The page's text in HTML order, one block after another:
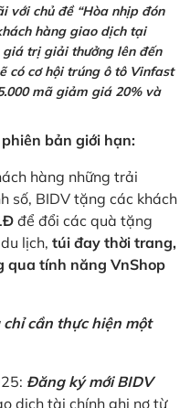
với chủ đề “Hòa nhịp đón
hàng giao dịch tại
trị giải thưởng lên đến
có cơ hội trúng ô tô Vinfast
mã giảm giá 20% và
bản giới hạn:
hàng những trải
số, BIDV tặng các khách
để đổi các quà tặng
lịch, túi đay thời trang,
qua tính năng VnShop
cần thực hiện một
Đăng ký mới BIDV
dịch tài chính ghi nợ từ